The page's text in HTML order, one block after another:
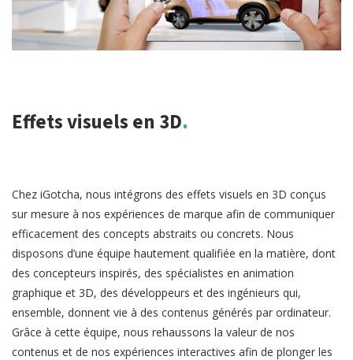
Effets visuels en 3D.
Chez iGotcha, nous intégrons des effets visuels en 3D conçus
sur mesure à nos expériences de marque afin de communiquer
efficacement des concepts abstraits ou concrets. Nous
disposons d’une équipe hautement qualifiée en la matière, dont
des concepteurs inspirés, des spécialistes en animation
graphique et 3D, des développeurs et des ingénieurs qui,
ensemble, donnent vie à des contenus générés par ordinateur.
Grâce à cette équipe, nous rehaussons la valeur de nos
contenus et de nos expériences interactives afin de plonger les